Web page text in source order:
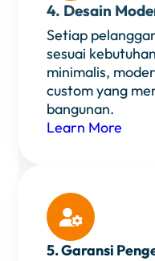
4. Desain
Setiap
sesuai
minimalis,
custom yang
bangunan.
Learn More

5. Garansi